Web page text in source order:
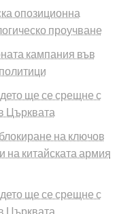
опозиционна
проучване
кампания във
ще се срещне с
Църквата
на ключов
на китайската армия
ще се срещне с
Църквата